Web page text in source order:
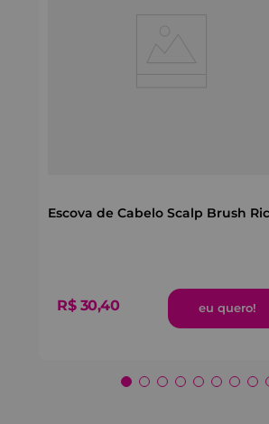
Escova de Cabelo Scalp Brush
R$ 30,40